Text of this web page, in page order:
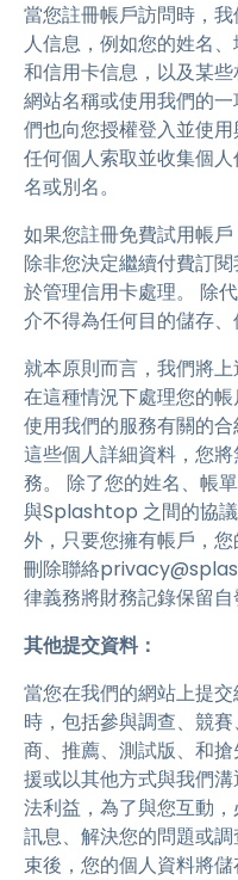
當您註冊帳戶訪問時，
人信息，例如您的姓名
和信用卡信息，以及某
網站名稱或使用我們的
們也向您授權登入並使
任何個人索取並收集個
名或別名。
如果您註冊免費試用帳
除非您決定繼續付費訂
於管理信用卡處理。 除
介不得為任何目的儲存、
就本原則而言，我們將上
在這種情況下處理您的
使用我們的服務有關的
這些個人詳細資料，您
務。 除了您的姓名、帳
與Splashtop 之間的協
外，只要您擁有帳戶，
刪除聯絡
律義務將財務記錄保留自
其他提交資料：
當您在我們的網站上提
時，包括參與調查、競
商、推薦、測試版、和
援或以其他方式與我們
法利益，為了與您互動
訊息、解決您的問題或
束後，您的個人資料將儲